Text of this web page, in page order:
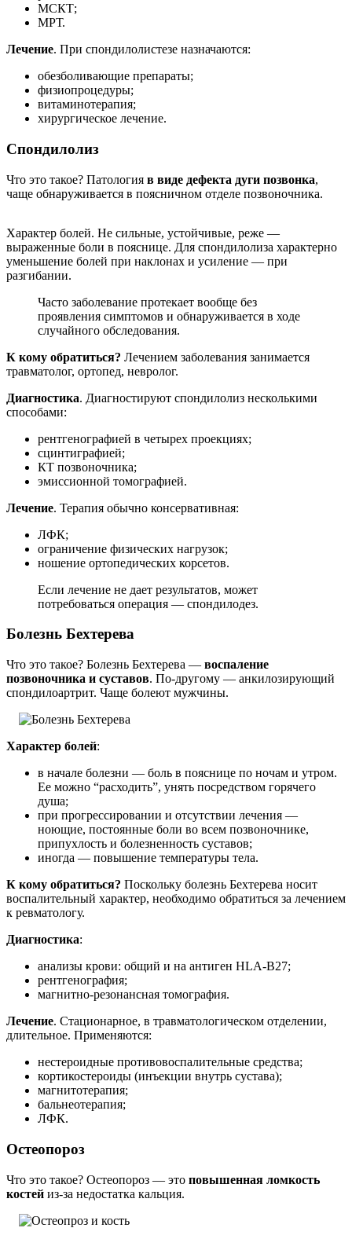
МСКТ;
МРТ.
Лечение. При спондилолистезе назначаются:
обезболивающие препараты;
физиопроцедуры;
витаминотерапия;
хирургическое лечение.
Спондилолиз
Что это такое? Патология в виде дефекта дуги позвонка,
чаще обнаруживается в поясничном отделе позвоночника.
Характер болей. Не сильные, устойчивые, реже —
выраженные боли в пояснице. Для спондилолиза характерно
уменьшение болей при наклонах и усиление — при
разгибании.
Часто заболевание протекает вообще без
проявления симптомов и обнаруживается в ходе
случайного обследования.
К кому обратиться? Лечением заболевания занимается
травматолог, ортопед, невролог.
Диагностика. Диагностируют спондилолиз несколькими
способами:
рентгенографией в четырех проекциях;
сцинтиграфией;
КТ позвоночника;
эмиссионной томографией.
Лечение. Терапия обычно консервативная:
ЛФК;
ограничение физических нагрузок;
ношение ортопедических корсетов.
Если лечение не дает результатов, может
потребоваться операция — спондилодез.
Болезнь Бехтерева
Что это такое? Болезнь Бехтерева — воспаление
позвоночника и суставов. По-другому — анкилозирующий
спондилоартрит. Чаще болеют мужчины.
Характер болей:
в начале болезни — боль в пояснице по ночам и утром.
Ее можно “расходить”, унять посредством горячего
душа;
при прогрессировании и отсутствии лечения —
ноющие, постоянные боли во всем позвоночнике,
припухлость и болезненность суставов;
иногда — повышение температуры тела.
К кому обратиться? Поскольку болезнь Бехтерева носит
воспалительный характер, необходимо обратиться за лечением
к ревматологу.
Диагностика:
анализы крови: общий и на антиген HLA-B27;
рентгенография;
магнитно-резонансная томография.
Лечение. Стационарное, в травматологическом отделении,
длительное. Применяются:
нестероидные противовоспалительные средства;
кортикостероиды (инъекции внутрь сустава);
магнитотерапия;
бальнеотерапия;
ЛФК.
Остеопороз
Что это такое? Остеопороз — это повышенная ломкость
костей из-за недостатка кальция.